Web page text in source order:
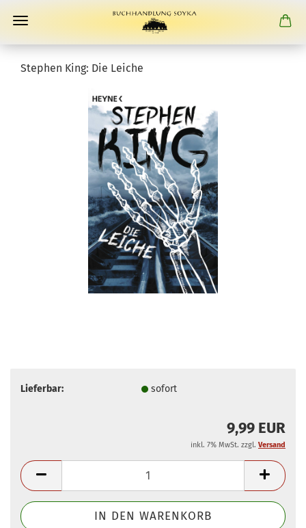
Stephen King: Die Leiche
Lieferbar: sofort
9,99 EUR
inkl. 7% MwSt. zzgl. Versand